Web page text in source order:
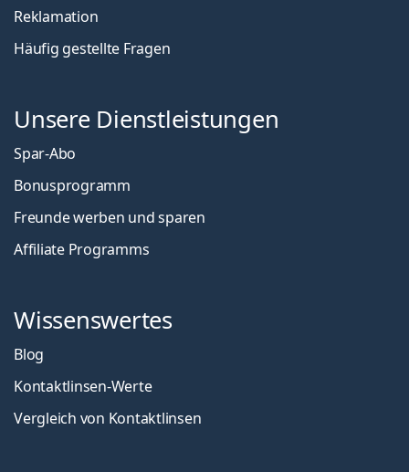
Reklamation
Häufig gestellte Fragen
Unsere Dienstleistungen
Spar-Abo
Bonusprogramm
Freunde werben und sparen
Affiliate Programms
Wissenswertes
Blog
Kontaktlinsen-Werte
Vergleich von Kontaktlinsen